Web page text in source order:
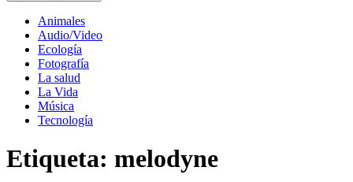
Animales
Audio/Video
Ecología
Fotografía
La salud
La Vida
Música
Tecnología
Etiqueta: melodyne